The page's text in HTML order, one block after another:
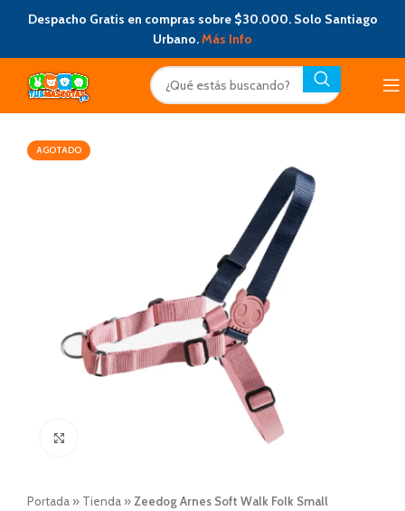
Despacho Gratis en compras sobre $30.000. Solo Santiago
Urbano.Más Info
AGOTADO
Portada » Tienda » Zeedog Arnes Soft Walk Folk Small